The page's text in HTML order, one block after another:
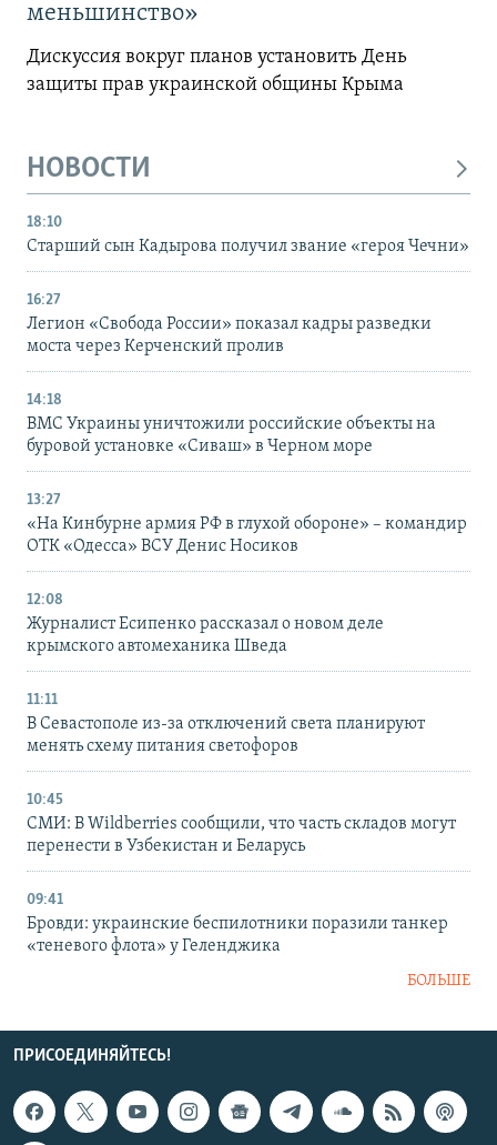
меньшинство»
Дискуссия вокруг планов установить День
защиты прав украинской общины Крыма
НОВОСТИ
18:10
Старший сын Кадырова получил звание «героя Чечни»
16:27
Легион «Свобода России» показал кадры разведки
моста через Керченский пролив
14:18
ВМС Украины уничтожили российские объекты на
буровой установке «Сиваш» в Черном море
13:27
«На Кинбурне армия РФ в глухой обороне» – командир
ОТК «Одесса» ВСУ Денис Носиков
12:08
Журналист Есипенко рассказал о новом деле
крымского автомеханика Шведа
11:11
В Севастополе из-за отключений света планируют
менять схему питания светофоров
10:45
СМИ: В Wildberries сообщили, что часть складов могут
перенести в Узбекистан и Беларусь
09:41
Бровди: украинские беспилотники поразили танкер
«теневого флота» у Геленджика
БОЛЬШЕ
ПРИСОЕДИНЯЙТЕСЬ!